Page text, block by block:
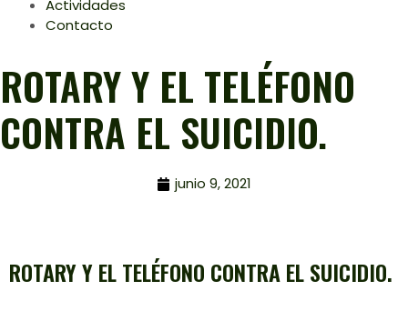
Actividades
Contacto
ROTARY Y EL TELÉFONO
CONTRA EL SUICIDIO.
junio 9, 2021
ROTARY Y EL TELÉFONO CONTRA EL SUICIDIO.